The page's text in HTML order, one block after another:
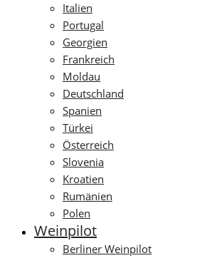
Italien
Portugal
Georgien
Frankreich
Moldau
Deutschland
Spanien
Türkei
Österreich
Slovenia
Kroatien
Rumänien
Polen
Weinpilot
Berliner Weinpilot